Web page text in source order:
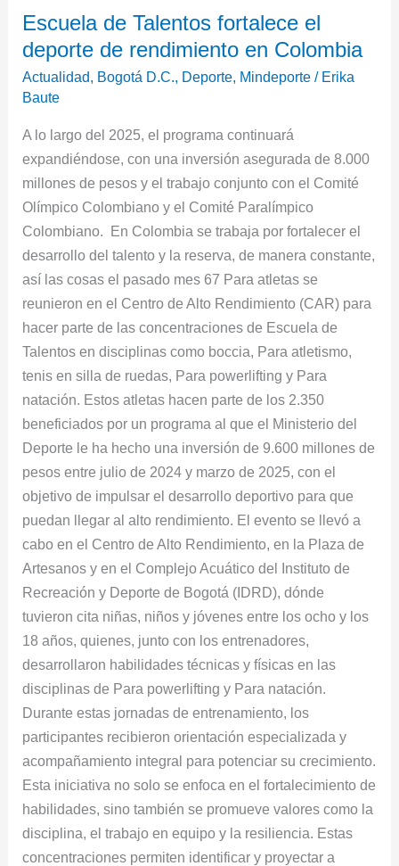
Escuela de Talentos fortalece el
deporte de rendimiento en Colombia
Actualidad, Bogotá D.C., Deporte, Mindeporte / Erika
Baute
A lo largo del 2025, el programa continuará
expandiéndose, con una inversión asegurada de 8.000
millones de pesos y el trabajo conjunto con el Comité
Olímpico Colombiano y el Comité Paralímpico
Colombiano. En Colombia se trabaja por fortalecer el
desarrollo del talento y la reserva, de manera constante,
así las cosas el pasado mes 67 Para atletas se
reunieron en el Centro de Alto Rendimiento (CAR) para
hacer parte de las concentraciones de Escuela de
Talentos en disciplinas como boccia, Para atletismo,
tenis en silla de ruedas, Para powerlifting y Para
natación. Estos atletas hacen parte de los 2.350
beneficiados por un programa al que el Ministerio del
Deporte le ha hecho una inversión de 9.600 millones de
pesos entre julio de 2024 y marzo de 2025, con el
objetivo de impulsar el desarrollo deportivo para que
puedan llegar al alto rendimiento. El evento se llevó a
cabo en el Centro de Alto Rendimiento, en la Plaza de
Artesanos y en el Complejo Acuático del Instituto de
Recreación y Deporte de Bogotá (IDRD), dónde
tuvieron cita niñas, niños y jóvenes entre los ocho y los
18 años, quienes, junto con los entrenadores,
desarrollaron habilidades técnicas y físicas en las
disciplinas de Para powerlifting y Para natación.
Durante estas jornadas de entrenamiento, los
participantes recibieron orientación especializada y
acompañamiento integral para potenciar su crecimiento.
Esta iniciativa no solo se enfoca en el fortalecimiento de
habilidades, sino también se promueve valores como la
disciplina, el trabajo en equipo y la resiliencia. Estas
concentraciones permiten identificar y proyectar a
de
Talentos
fortalece
el
de
rendimiento
en
Colombia